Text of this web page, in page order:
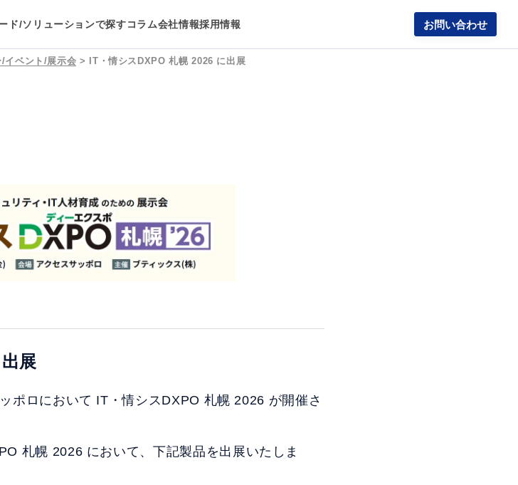
ド/ソリューションで探すコラム会社情報採用情報 お問い合わせ
イベント/展示会 > IT・情シスDXPO 札幌 2026 に出展
展
ポロにおいて IT・情シスDXPO 札幌 2026 が開催さ
札幌 2026 において、下記製品を出展いたしま